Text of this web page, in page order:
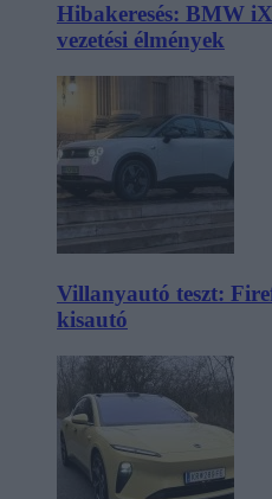
Hibakeresés: BMW
vezetési élmények
Villanyautó teszt:
kisautó